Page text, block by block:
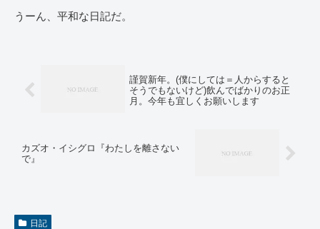
うーん、平和な日記だ。
謹賀新年。(僕にしては＝人からすると
そうでもないけど)飲んでばかりのお正
月。今年も宜しくお願いします
カズオ・イシグロ『わたしを離さない
で』
日記